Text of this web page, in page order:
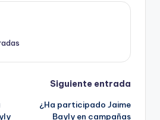
Siguiente entrada
¿Ha participado Jaime
Bayly en campañas